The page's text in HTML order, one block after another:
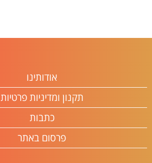
אודותינו
תקנון ומדיניות פרטיות
כתבות
פרסום באתר